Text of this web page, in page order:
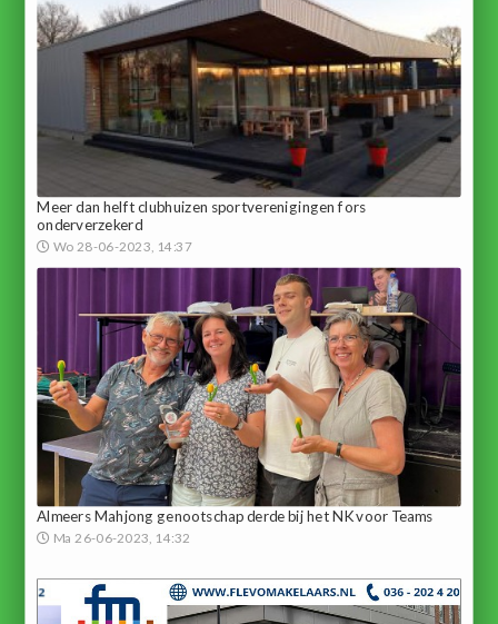
Meer dan helft clubhuizen sportverenigingen fors
onderverzekerd
Wo 28-06-2023, 14:37
Almeers Mahjong genootschap derde bij het NK voor Teams
Ma 26-06-2023, 14:32